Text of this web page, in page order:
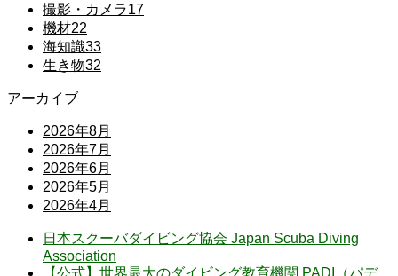
撮影・カメラ17
機材22
海知識33
生き物32
アーカイブ
2026年8月
2026年7月
2026年6月
2026年5月
2026年4月
日本スクーバダイビング協会 Japan Scuba Diving
Association